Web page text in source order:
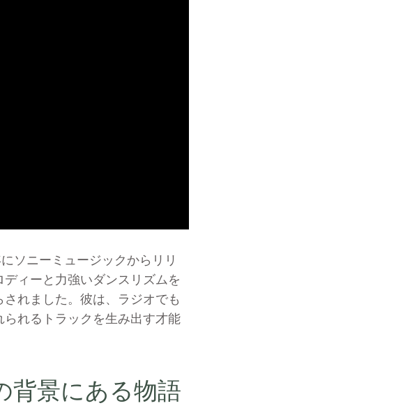
ソニーミュージックからリリ
ィーと力強いダンスリズムを
れました。彼は、ラジオでも
れるトラックを生み出す才能
背景にある物語